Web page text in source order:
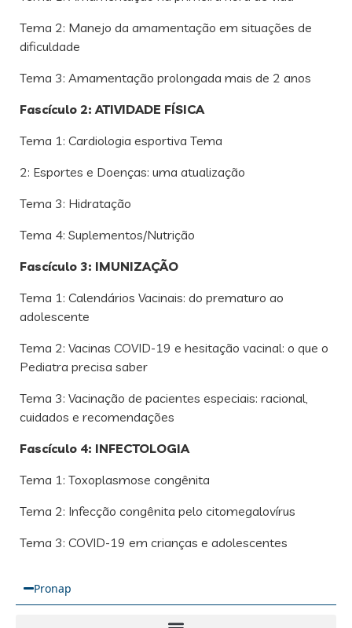
Tema 2: Manejo da amamentação em situações de
dificuldade
Tema 3: Amamentação prolongada mais de 2 anos
Fascículo 2: ATIVIDADE FÍSICA
Tema 1: Cardiologia esportiva Tema
2: Esportes e Doenças: uma atualização
Tema 3: Hidratação
Tema 4: Suplementos/Nutrição
Fascículo 3: IMUNIZAÇÃO
Tema 1: Calendários Vacinais: do prematuro ao
adolescente
Tema 2: Vacinas COVID-19 e hesitação vacinal: o que o
Pediatra precisa saber
Tema 3: Vacinação de pacientes especiais: racional,
cuidados e recomendações
Fascículo 4: INFECTOLOGIA
Tema 1: Toxoplasmose congênita
Tema 2: Infecção congênita pelo citomegalovírus
Tema 3: COVID-19 em crianças e adolescentes
Pronap